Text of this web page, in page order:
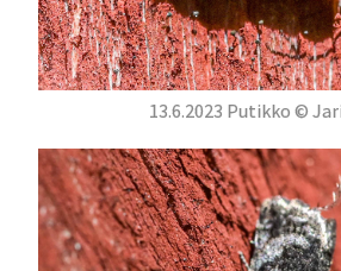
13.6.2023 Putikko ©